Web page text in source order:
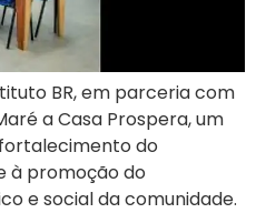
BR, em parceria com
a Casa Prospera, um
do
à promoção do
e social da comunidade.